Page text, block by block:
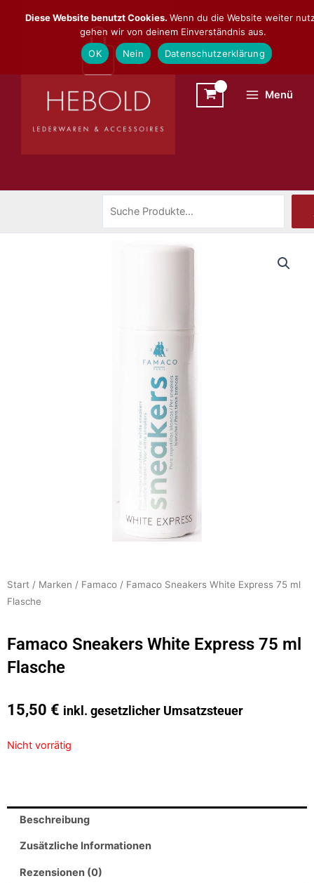
Inhalt
Menü
Start / Marken / Famaco / Famaco Sneakers White Express 75 ml
Flasche
Famaco Sneakers White Express 75 ml
Flasche
15,50 € inkl. gesetzlicher Umsatzsteuer
Nicht vorrätig
Beschreibung
Zusätzliche Informationen
Rezensionen (0)
Diese Website benutzt Cookies. Wenn du die Website weiter
gehen wir von deinem Einverständnis aus.
OK
Nein Datenschutzerklärung